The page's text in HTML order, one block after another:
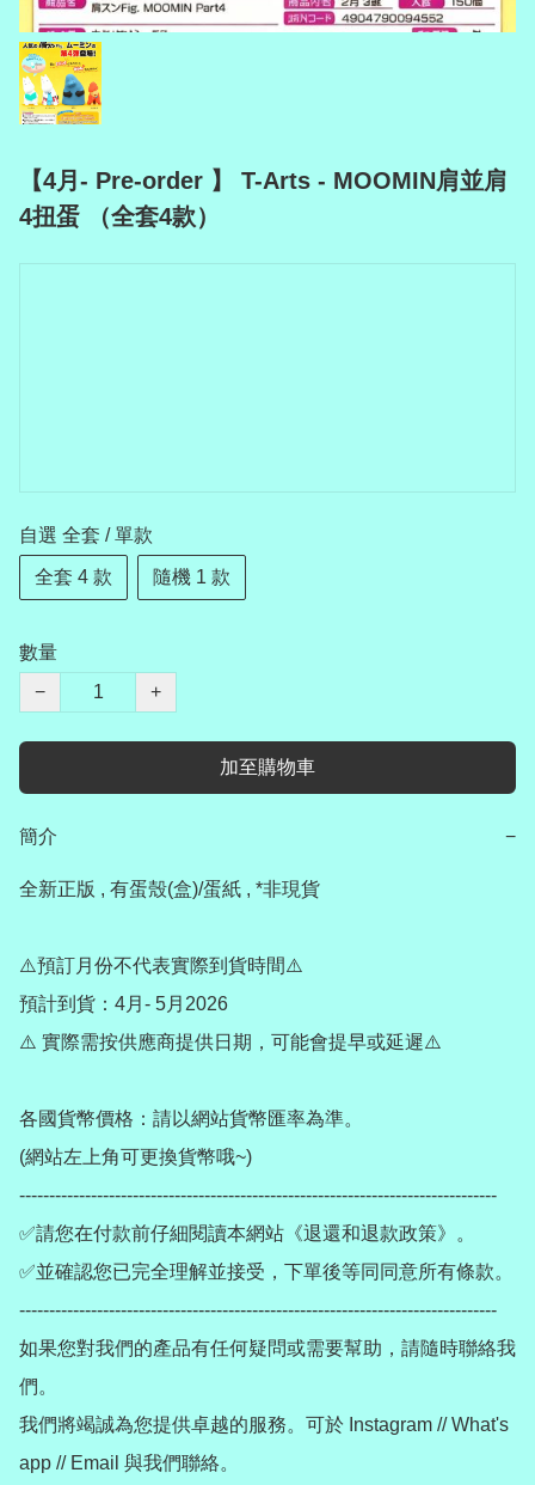
【4月- Pre-order 】 T-Arts - MOOMIN肩並肩
4扭蛋 （全套4款）
自選 全套 / 單款
全套 4 款 隨機 1 款
數量
−
+
加至購物車
簡介 −
全新正版 , 有蛋殼(盒)/蛋紙 , *非現貨
⚠️預訂月份不代表實際到貨時間⚠️
預計到貨：4月- 5月2026
⚠️ 實際需按供應商提供日期，可能會提早或延遲⚠️
各國貨幣價格：請以網站貨幣匯率為準。
(網站左上角可更換貨幣哦~)
--------------------------------------------------------------------------------
✅請您在付款前仔細閱讀本網站《退還和退款政策》。
✅並確認您已完全理解並接受，下單後等同同意所有條款。
--------------------------------------------------------------------------------
如果您對我們的產品有任何疑問或需要幫助，請隨時聯絡我
們。
我們將竭誠為您提供卓越的服務。可於 Instagram // What's